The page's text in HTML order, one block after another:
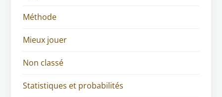
Méthode
Mieux jouer
Non classé
Statistiques et probabilités